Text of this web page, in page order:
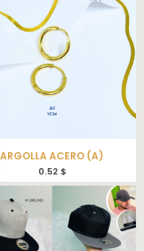
ARGOLLA ACERO (A)
0.52 $